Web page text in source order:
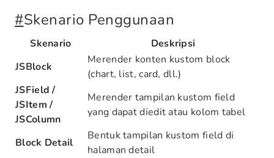
#Skenario Penggunaan
Skenario
Deskripsi
JSBlock
Merender konten kustom block
(chart, list, card, dll.)
JSField /
JSItem /
JSColumn
Merender tampilan kustom field
yang dapat diedit atau kolom tabel
Block Detail
Bentuk tampilan kustom field di
halaman detail